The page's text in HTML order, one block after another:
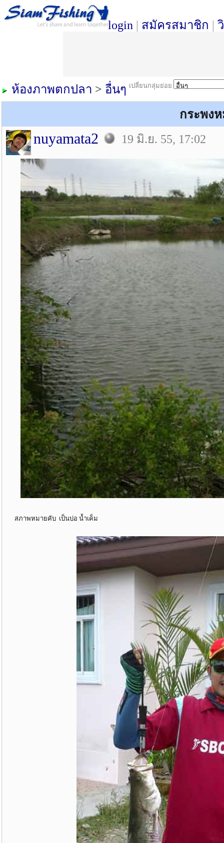
login | สมัครสมาชิก |
เปลี่ยนกลุ่มย่อย
ห้องภาพตกปลา > อื่นๆ
กระพง
nuyamata2 19 มิ.ย. 55, 17:02
สภาพหมายคับ เป็นบ่อ น้ำเค็ม